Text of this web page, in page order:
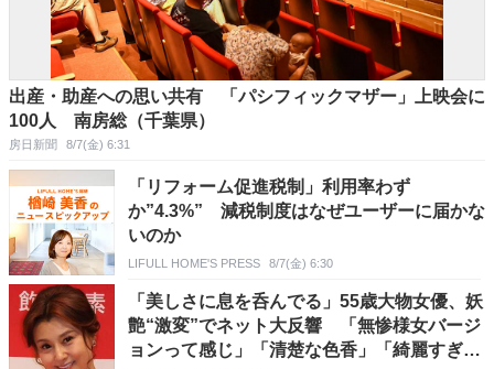
出産・助産への思い共有 「パシフィックマザー」上映会に
100人 南房総（千葉県）
房日新聞 8/7(金) 6:31
「リフォーム促進税制」利用率わず
か”4.3%” 減税制度はなぜユーザーに届かな
いのか
LIFULL HOME'S PRESS 8/7(金) 6:30
「美しさに息を呑んでる」55歳大物女優、妖
艶“激変”でネット大反響 「無惨様女バージ
ョンって感じ」「清楚な色香」「綺麗すぎて